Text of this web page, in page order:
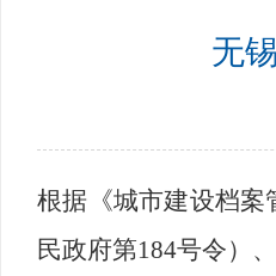
无
根据《城市建设档案
民政府第184号令）